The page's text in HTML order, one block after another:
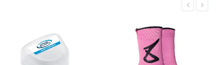
Previous
Next